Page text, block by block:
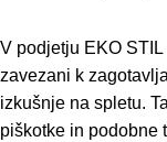
V podjetju EKO
zavezani k
izkušnje na spletu.
piškotke in podobne